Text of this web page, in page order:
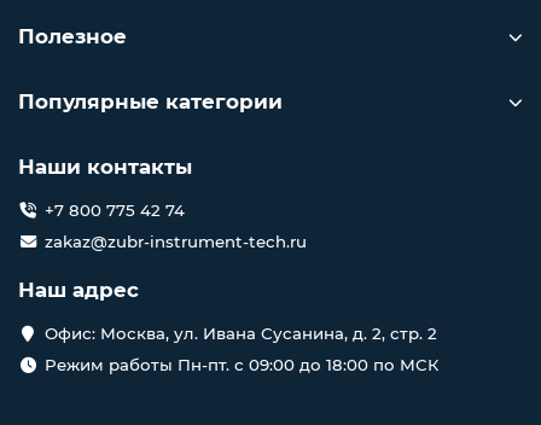
Полезное
Популярные категории
Наши контакты
+7 800 775 42 74
zakaz@zubr-instrument-tech.ru
Наш адрес
Офис: Москва, ул. Ивана Сусанина, д. 2, стр. 2
Режим работы Пн-пт. с 09:00 до 18:00 по МСК